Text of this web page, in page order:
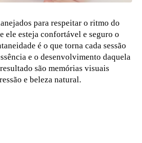
para respeitar o ritmo do
ele esteja confortável e seguro o
é o que torna cada sessão
e o desenvolvimento daquela
são memórias visuais
e beleza natural.